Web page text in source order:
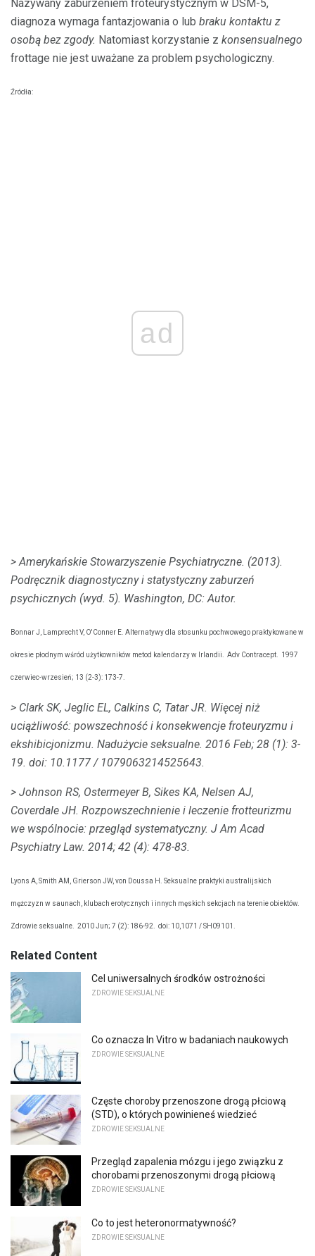
Nazywany zaburzeniem froteurystycznym w DSM-5,
diagnoza wymaga fantazjowania o lub braku kontaktu z
osobą bez zgody. Natomiast korzystanie z konsensualnego
frottage nie jest uważane za problem psychologiczny.
Źródła:
ad
> Amerykańskie Stowarzyszenie Psychiatryczne. (2013).
Podręcznik diagnostyczny i statystyczny zaburzeń
psychicznych (wyd. 5). Washington, DC: Autor.
Bonnar J, Lamprecht V, O'Conner E. Alternatywy dla stosunku pochwowego praktykowane w
okresie płodnym wśród użytkowników metod kalendarzy w Irlandii. Adv Contracept. 1997
czerwiec-wrzesień; 13 (2-3): 173-7.
> Clark SK, Jeglic EL, Calkins C, Tatar JR. Więcej niż
uciążliwość: powszechność i konsekwencje froteuryzmu i
ekshibicjonizmu. Nadużycie seksualne. 2016 Feb; 28 (1): 3-
19. doi: 10.1177 / 1079063214525643.
> Johnson RS, Ostermeyer B, Sikes KA, Nelsen AJ,
Coverdale JH. Rozpowszechnienie i leczenie frotteurizmu
we wspólnocie: przegląd systematyczny. J Am Acad
Psychiatry Law. 2014; 42 (4): 478-83.
Lyons A, Smith AM, Grierson JW, von Doussa H. Seksualne praktyki australijskich
mężczyzn w saunach, klubach erotycznych i innych męskich sekcjach na terenie obiektów.
Zdrowie seksualne. 2010 Jun; 7 (2): 186-92. doi: 10,1071 / SH09101.
Related Content
Cel uniwersalnych środków ostrożności
ZDROWIE SEKSUALNE
Co oznacza In Vitro w badaniach naukowych
ZDROWIE SEKSUALNE
Częste choroby przenoszone drogą płciową
(STD), o których powinieneś wiedzieć
ZDROWIE SEKSUALNE
Przegląd zapalenia mózgu i jego związku z
chorobami przenoszonymi drogą płciową
ZDROWIE SEKSUALNE
Co to jest heteronormatywność?
ZDROWIE SEKSUALNE